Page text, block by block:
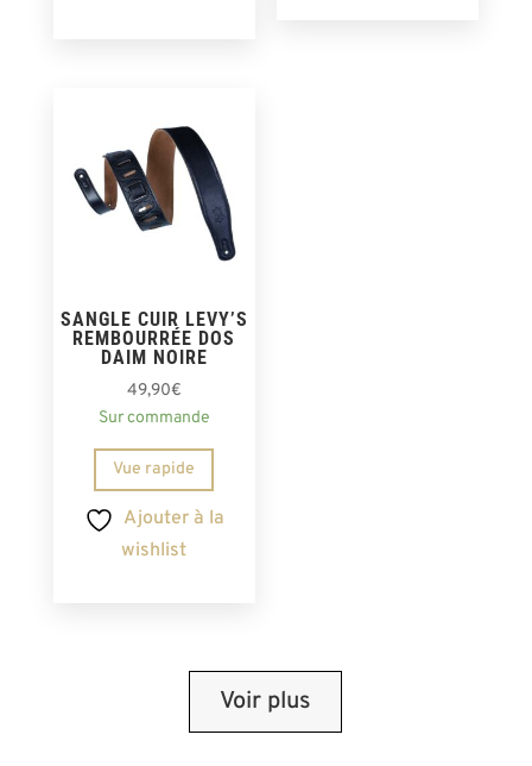
SANGLE CUIR LEVY’S
REMBOURRÉE DOS
DAIM NOIRE
49,90€
Sur commande
Vue rapide
Ajouter à la
wishlist
Voir plus